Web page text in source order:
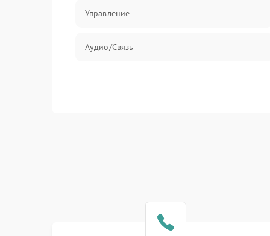
Управление
Аудио/Связь